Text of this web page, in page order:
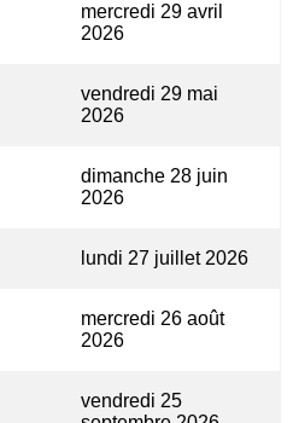
mercredi 29 avril
2026
vendredi 29 mai
2026
dimanche 28 juin
2026
lundi 27 juillet 2026
mercredi 26 août
2026
vendredi 25